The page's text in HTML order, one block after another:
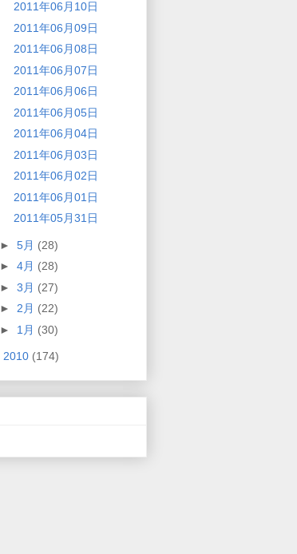
2011年06月10日
2011年06月09日
2011年06月08日
2011年06月07日
2011年06月06日
2011年06月05日
2011年06月04日
2011年06月03日
2011年06月02日
2011年06月01日
2011年05月31日
► 5月 (28)
► 4月 (28)
► 3月 (27)
► 2月 (22)
► 1月 (30)
2010 (174)